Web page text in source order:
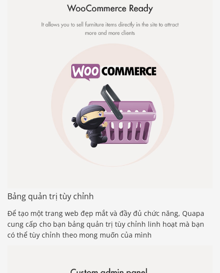
Bảng quản trị tùy chỉnh
Để tạo một trang web đẹp mắt và đầy đủ chức năng, Quapa
cung cấp cho bạn bảng quản trị tùy chỉnh linh hoạt mà bạn
có thể tùy chỉnh theo mong muốn của mình